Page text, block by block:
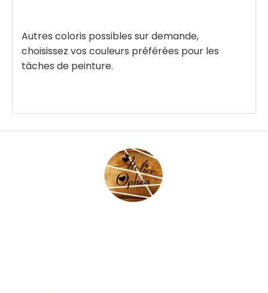
Autres coloris possibles sur demande,
choisissez vos couleurs préférées pour les
tâches de peinture.